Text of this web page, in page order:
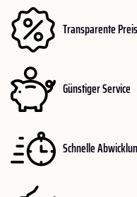
Transparente
Günstiger Service
Schnelle